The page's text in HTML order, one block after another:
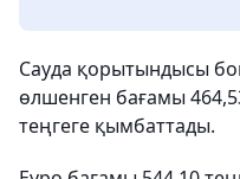
Сауда қорытындысы
өлшенген бағамы
теңгеге қымбаттады.